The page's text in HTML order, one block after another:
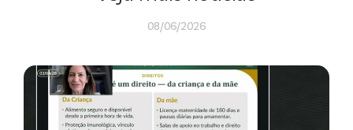
08/06/2026